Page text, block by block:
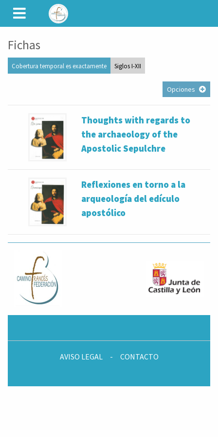
CAMINET
Fichas
Cobertura temporal es exactamente Siglos I-XII
Opciones
Thoughts with regards to
the archaeology of the
Apostolic Sepulchre
Reflexiones en torno a la
arqueología del edículo
apostólico
AVISO LEGAL - CONTACTO